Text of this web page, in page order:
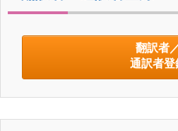
翻訳者
通訳者登